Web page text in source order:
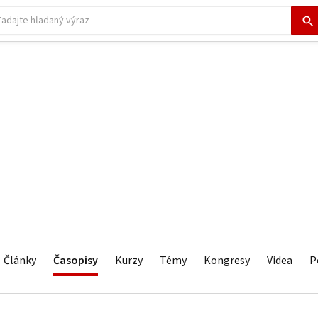
Články Časopisy Kurzy Témy Kongresy Videa